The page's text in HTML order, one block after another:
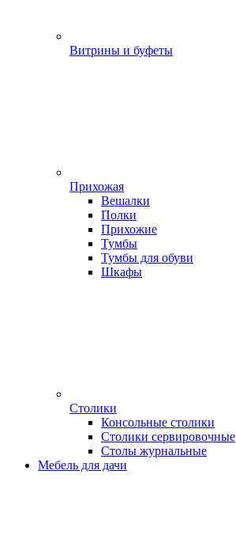
Витрины и буфеты
Прихожая
Вешалки
Полки
Прихожие
Тумбы
Тумбы для обуви
Шкафы
Столики
Консольные столики
Столики сервировочные
Столы журнальные
Мебель для дачи